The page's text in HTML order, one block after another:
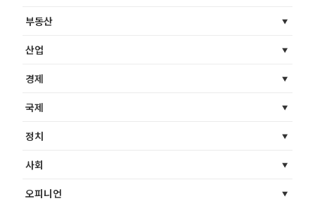
부동산
산업
경제
국제
정치
사회
오피니언